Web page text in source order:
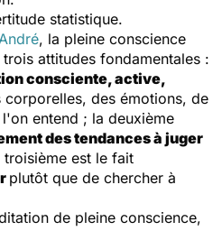
statistique.
, la pleine conscience
attitudes fondamentales :
consciente, active,
corporelles, des émotions, de
entend ; la deuxième
des tendances à juger
troisième est le fait
plutôt que de chercher à
de pleine conscience,